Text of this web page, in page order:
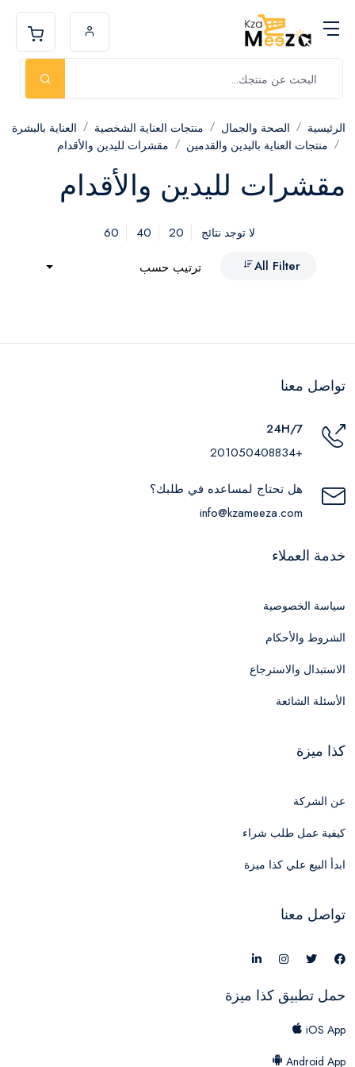
الرئيسية الصحة والجمال منتجات العناية الشخصية
العناية بالبشرة
منتجات العناية باليدين والقدمين
مقشرات لليدين والأقدام
مقشرات لليدين والأقدام
لا توجد نتائج 20
40
60
All Filter
ترتيب حسب
تواصل معنا
24H/7
+201050408834
هل تحتاج لمساعده في طلبك؟
info@kzameeza.com
خدمة العملاء
سياسة الخصوصية
الشروط والأحكام
الاستبدال والاسترجاع
الأسئلة الشائعة
كذا ميزة
عن الشركة
كيفية عمل طلب شراء
ابدأ البيع علي كذا ميزة
تواصل معنا
حمل تطبيق كذا ميزة
iOS App
Android App